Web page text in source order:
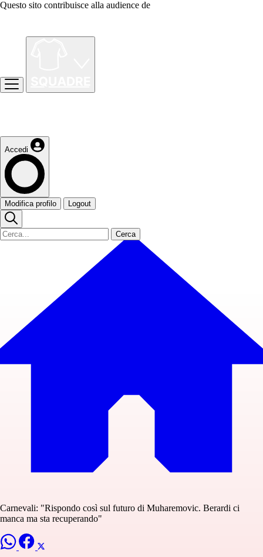
Questo sito contribuisce alla audience de
Accedi
Modifica profilo Logout
Cerca
Carnevali: "Rispondo così sul futuro di Muharemovic. Berardi ci
manca ma sta recuperando"